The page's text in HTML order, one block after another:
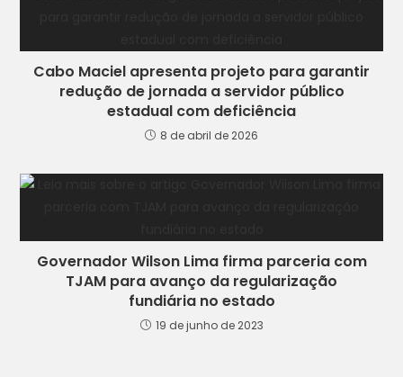
Cabo Maciel apresenta projeto para garantir
redução de jornada a servidor público
estadual com deficiência
8 de abril de 2026
Governador Wilson Lima firma parceria com
TJAM para avanço da regularização
fundiária no estado
19 de junho de 2023